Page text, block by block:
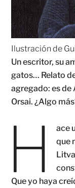
Ilustración de
Un escritor, su
gatos… Relato
agregado: es de
Orsai. ¿Algo
H
ace
que
Que yo haya